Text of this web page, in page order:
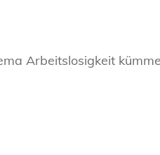
Arbeitslosigkeit